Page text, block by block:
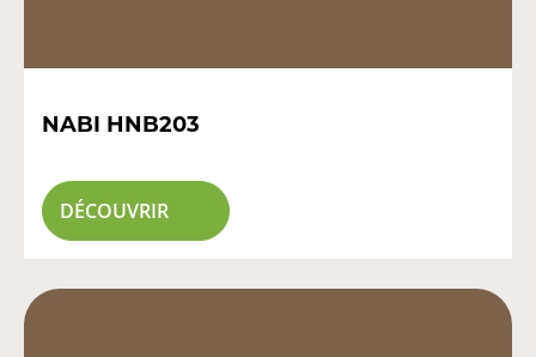
NABI HNB203
DÉCOUVRIR